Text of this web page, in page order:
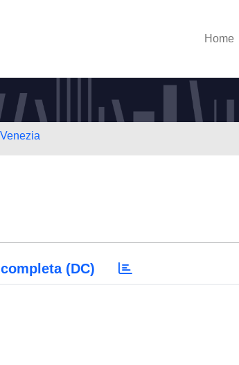
Home
(DC)